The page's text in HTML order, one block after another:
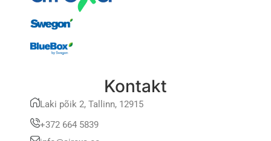
Kontakt
Laki põik 2, Tallinn, 12915
+372 664 5839